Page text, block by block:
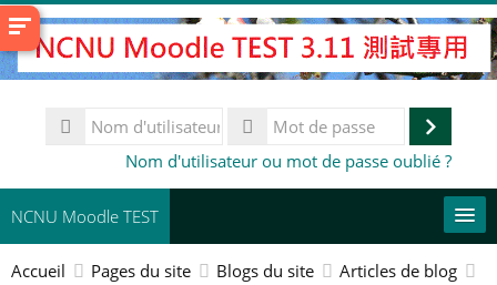
Passer
au
contenu
Nom
d'utilisateur
Nom d'utilisateur ou mot de passe oublié ?
NCNU Moodle TEST
常用連結
Accueil Pages du site Blogs du site
Articles de blog